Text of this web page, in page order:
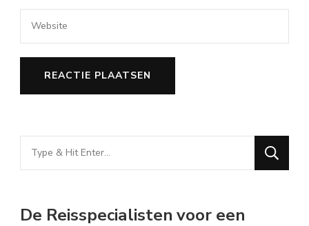
Looking
for
De Reisspecialisten voor een